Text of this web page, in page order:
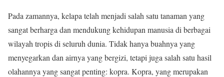
Pada zamannya, kelapa telah menjadi salah satu tanaman yang
sangat berharga dan mendukung kehidupan manusia di berbagai
wilayah tropis di seluruh dunia. Tidak hanya buahnya yang
menyegarkan dan airnya yang bergizi, tetapi juga salah satu hasil
olahannya yang sangat penting: kopra. Kopra, yang merupakan